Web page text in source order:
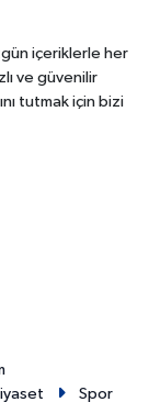
içeriklerle her
ve güvenilir
tutmak için bizi
Spor